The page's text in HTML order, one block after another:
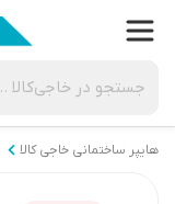
هایپر ساختمانی خاجی‌ کالا